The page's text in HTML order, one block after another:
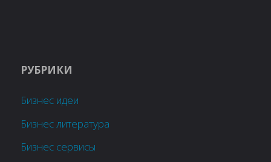
РУБРИКИ
Бизнес идеи
Бизнес литература
Бизнес сервисы